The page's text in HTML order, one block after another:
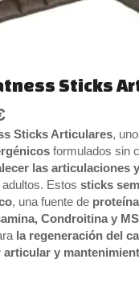
Sticks
Sticks Articulares,
formulados sin
las articulaciones
adultos. Estossticks
, una fuente de
Condroitina y
la regeneración del
y